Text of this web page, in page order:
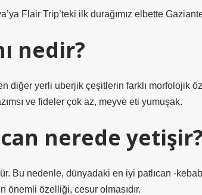
Flair Trip’teki ilk durağımız elbette
nedir?
diğer yerli uberjik çeşitlerin farklı morfolojik
ve fideler çok az, meyve eti yumuşak.
nerede yetişir?
Bu nedenle, dünyadaki en iyi patlıcan -
önemli özelliği, cesur olmasıdır.